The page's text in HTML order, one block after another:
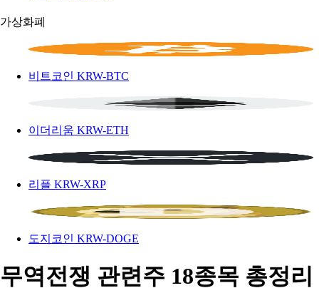
가상화폐
비트코인 KRW-BTC
이더리움 KRW-ETH
리플 KRW-XRP
도지코인 KRW-DOGE
무역전쟁 관련주 18종목 총정리